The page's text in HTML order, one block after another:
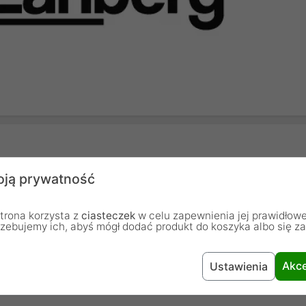
Kabel
Czerwony
prywatność
korzysta z ciasteczek w celu zapewnienia jej
ich, abyś mógł dodać produkt do koszyka albo się
Ustawienia